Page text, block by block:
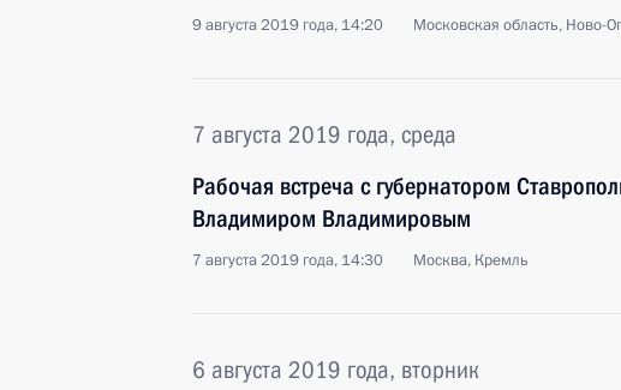
9 августа 2019 года, 14:20 Московская область, Ново-
7 августа 2019 года, среда
Рабочая встреча с губернатором
Владимиром Владимировым
7 августа 2019 года, 14:30 Москва, Кремль
6 августа 2019 года, вторник